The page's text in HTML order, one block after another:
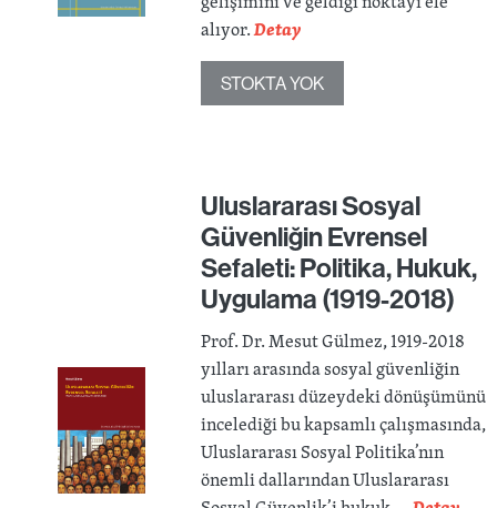
alıyor.Detay
STOKTA YOK
Uluslararası Sosyal
Güvenliğin Evrensel
Sefaleti: Politika, Hukuk,
Uygulama (1919-2018)
Prof. Dr. Mesut Gülmez, 1919-2018
yılları arasında sosyal güvenliğin
uluslararası düzeydeki dönüşümünü
incelediği bu kapsamlı çalışmasında,
Uluslararası Sosyal Politika’nın
önemli dallarından Uluslararası